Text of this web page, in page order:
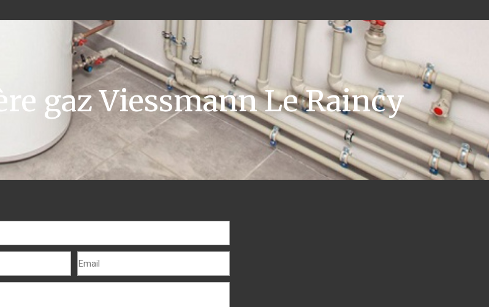
gaz Viessmann Le Raincy